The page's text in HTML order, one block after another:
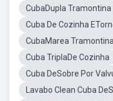
CubaDupla Tramontina
Cuba De Cozinha
CubaMarea Tramontina
Cuba TriplaDe Cozinha
Cuba DeSobre Por
Lavabo Clean Cuba